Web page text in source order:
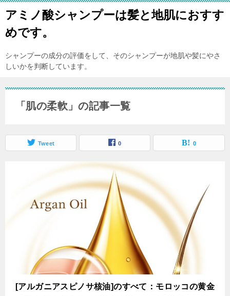
アミノ酸シャンプーは髪と地肌におすす
めです。
シャンプーの成分の評価をして、そのシャンプーが地肌や髪にやさ
しいかを判断しています。
「肌の柔軟」の記事一覧
Tweet 0 0
[アルガニアスピノサ核油]のすべて：モロッコの黄金